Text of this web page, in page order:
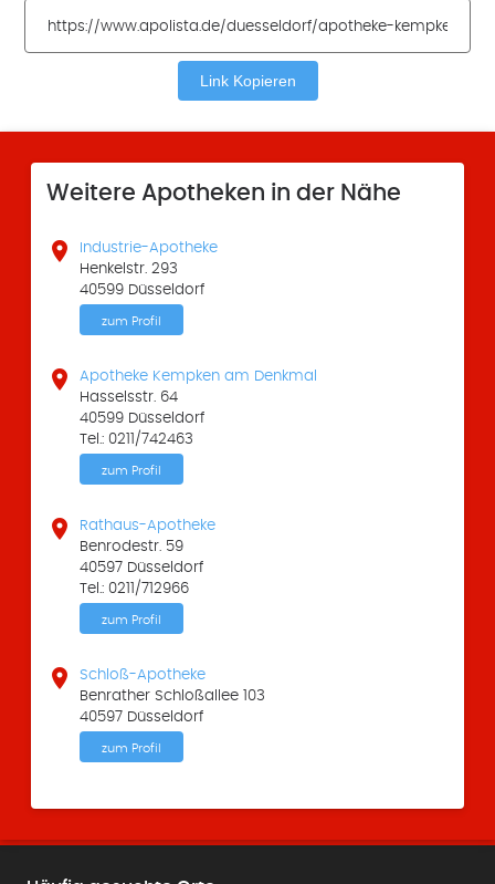
Link Kopieren
Weitere Apotheken in der Nähe

Industrie-Apotheke
Henkelstr. 293
40599 Düsseldorf
zum Profil

Apotheke Kempken am Denkmal
Hasselsstr. 64
40599 Düsseldorf
Tel.: 0211/742463
zum Profil

Rathaus-Apotheke
Benrodestr. 59
40597 Düsseldorf
Tel.: 0211/712966
zum Profil

Schloß-Apotheke
Benrather Schloßallee 103
40597 Düsseldorf
zum Profil